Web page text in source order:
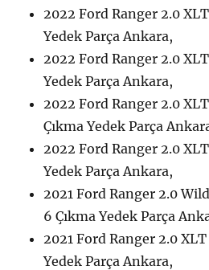
2022 Ford Ranger 2.0
Yedek Parça Ankara,
2022 Ford Ranger 2.0
Yedek Parça Ankara,
2022 Ford Ranger 2.0
Çıkma Yedek Parça
2022 Ford Ranger 2.0
Yedek Parça Ankara,
2021 Ford Ranger 2.0
6 Çıkma Yedek Parça
2021 Ford Ranger 2.0
Yedek Parça Ankara,